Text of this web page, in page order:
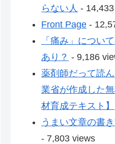
らない人 -
Front Page -
「痛み」につい
あり？ - 9,186
薬剤師だって読
業省が作成した
材育成テキスト】
うまい文章の書
- 7,803 views